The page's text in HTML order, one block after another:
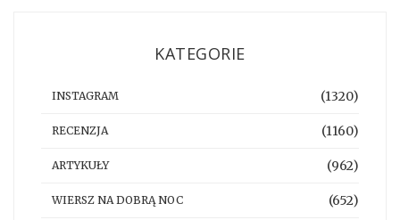
KATEGORIE
INSTAGRAM (1320)
RECENZJA (1160)
ARTYKUŁY (962)
WIERSZ NA DOBRĄ NOC (652)